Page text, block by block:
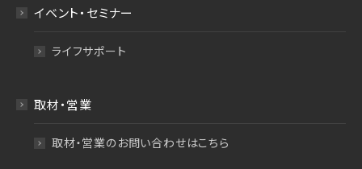
イベント・セミナー
ライフサポート
取材・営業
取材・営業のお問い合わせはこちら